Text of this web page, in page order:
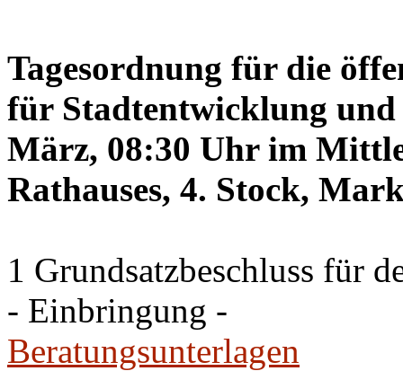
Tagesordnung für die
für Stadtentwicklung und
März, 08:30 Uhr im
Rathauses, 4. Stock,
1 Grundsatzbeschluss für
- Einbringung -
Beratungsunterlagen